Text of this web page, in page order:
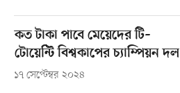
কত টাকা পাবে মেয়েদের টি–
টোয়েন্টি বিশ্বকাপের চ্যাম্পিয়ন দল
১৭ সেপ্টেম্বর ২০২৪